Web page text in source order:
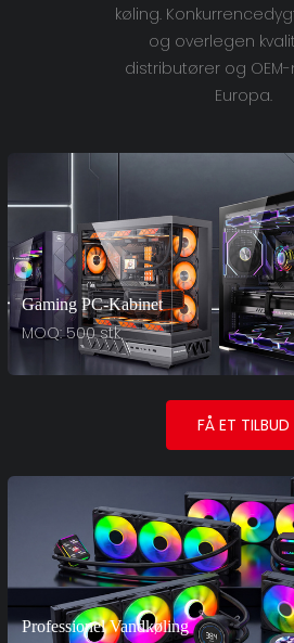
køling.
og overlegen
distributører og
Europa.
Gaming PC-Kabinet
MOQ: 500 stk
FÅ ET TILBUD
Professionel Vandkøling